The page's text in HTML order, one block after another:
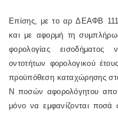
Επίσης, με το αρ ΔΕΑΦΒ
και με αφορμή τη
φορολογίας
οντοτήτων φορολογικού
προϋπόθεση καταχώρησης
Ν ποσών αφορολόγητου
μόνο να εμφανίζονται